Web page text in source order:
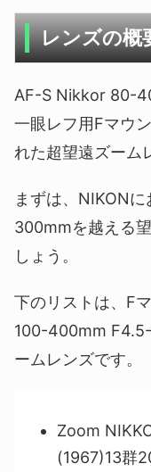
レンズの概
AF-S Nikkor 80-
一眼レフ用Fマウ
れた超望遠ズーム
まずは、NIKON
300mmを越える
しょう。
下のリストは、F
100-400mm
ームレンズです。
Zoom
(1967)13群